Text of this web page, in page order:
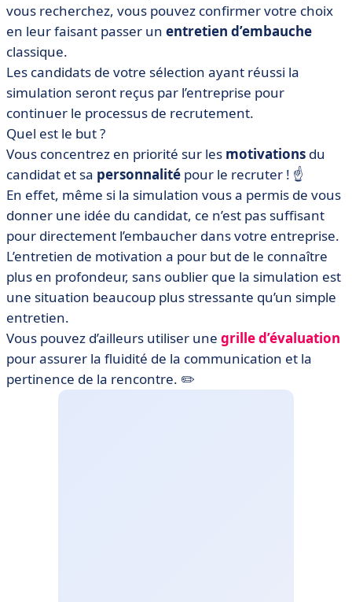
vous recherchez, vous pouvez confirmer votre choix
en leur faisant passer un entretien d’embauche
classique.
Les candidats de votre sélection ayant réussi la
simulation seront reçus par l’entreprise pour
continuer le processus de recrutement.
Quel est le but ?
Vous concentrez en priorité sur les motivations du
candidat et sa personnalité pour le recruter ! ☝️
En effet, même si la simulation vous a permis de vous
donner une idée du candidat, ce n’est pas suffisant
pour directement l’embaucher dans votre entreprise.
L’entretien de motivation a pour but de le connaître
plus en profondeur, sans oublier que la simulation est
une situation beaucoup plus stressante qu’un simple
entretien.
Vous pouvez d’ailleurs utiliser une grille d’évaluation
pour assurer la fluidité de la communication et la
pertinence de la rencontre. ✏️